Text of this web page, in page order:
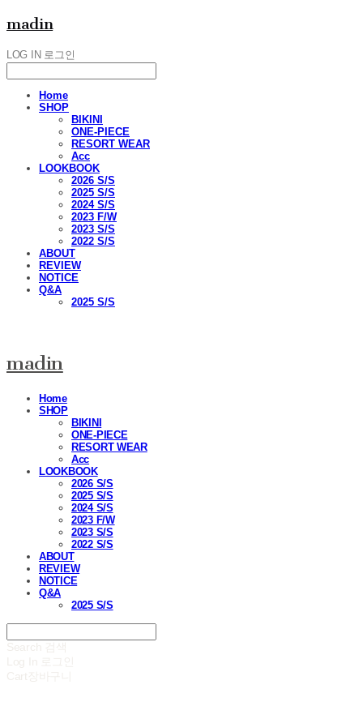
madin
LOG IN 로그인
Home
SHOP
BIKINI
ONE-PIECE
RESORT WEAR
Acc
LOOKBOOK
2026 S/S
2025 S/S
2024 S/S
2023 F/W
2023 S/S
2022 S/S
ABOUT
REVIEW
NOTICE
Q&A
2025 S/S
madin
Home
SHOP
BIKINI
ONE-PIECE
RESORT WEAR
Acc
LOOKBOOK
2026 S/S
2025 S/S
2024 S/S
2023 F/W
2023 S/S
2022 S/S
ABOUT
REVIEW
NOTICE
Q&A
2025 S/S